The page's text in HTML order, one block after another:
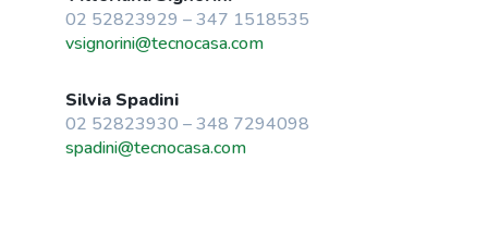
02 52823929 – 347 1518535
vsignorini@tecnocasa.com
Silvia Spadini
02 52823930 – 348 7294098
spadini@tecnocasa.com